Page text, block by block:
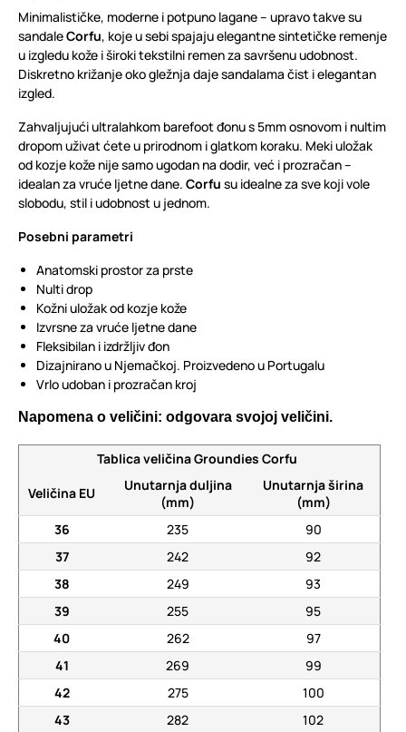
Minimalističke, moderne i potpuno lagane – upravo takve su
sandaleCorfu, koje u sebi spajaju elegantne sintetičke remenje
u izgledu kože i široki tekstilni remen za savršenu udobnost.
Diskretno križanje oko gležnja daje sandalama čist i elegantan
izgled.
Zahvaljujući ultralahkom barefoot đonu s 5mm osnovom i nultim
dropom uživat ćete u prirodnom i glatkom koraku. Meki uložak
od kozje kože nije samo ugodan na dodir, već i prozračan –
idealan za vruće ljetne dane. Corfu su idealne za sve koji vole
slobodu, stil i udobnost u jednom.
Posebni parametri
Anatomski prostor za prste
Nulti drop
Kožni uložak od kozje kože
Izvrsne za vruće ljetne dane
Fleksibilan i izdržljiv đon
Dizajnirano u Njemačkoj. Proizvedeno u Portugalu
Vrlo udoban i prozračan kroj
Napomena o veličini: odgovara svojoj veličini.
Tablica veličina Groundies Corfu
Veličina EU
Unutarnja duljina
(mm)
Unutarnja širina
(mm)
36
235
90
37
242
92
38
249
93
39
255
95
40
262
97
41
269
99
42
275
100
43
282
102